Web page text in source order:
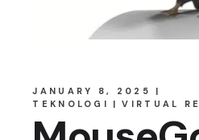
JANUARY 8, 2025
TEKNOLOGI
VIRTUAL